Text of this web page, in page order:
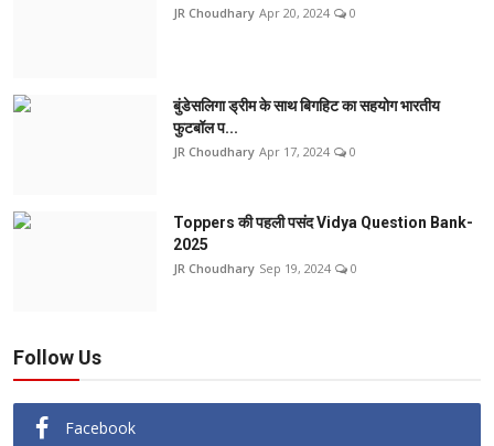
JR Choudhary Apr 20, 2024 0
बुंडेसलिगा ड्रीम के साथ बिगहिट का सहयोग भारतीय
फुटबॉल प...
JR Choudhary Apr 17, 2024 0
Toppers की पहली पसंद Vidya Question Bank-
2025
JR Choudhary Sep 19, 2024 0
Follow Us
Facebook